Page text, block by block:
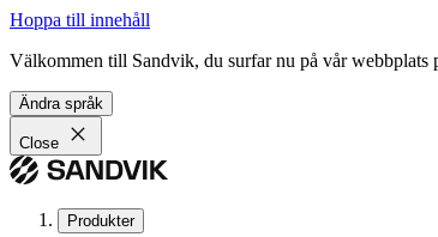
Hoppa till innehåll
Välkommen till Sandvik, du surfar nu på vår webbplats
Ändra språk
Close
Produkter